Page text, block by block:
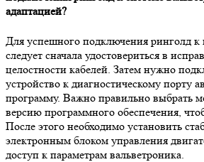
адаптацией?
Для успешного подключения ринголд к
следует сначала удостовериться в
целостности кабелей. Затем нужно
устройство к диагностическому порту
программу. Важно правильно выбрать
версию программного обеспечения,
После этого необходимо установить
электронным блоком управления
доступ к параметрам вальветроника.